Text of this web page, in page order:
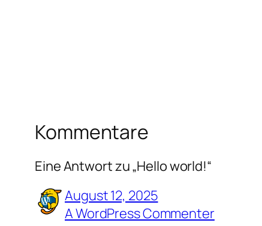
Kommentare
Eine Antwort zu „Hello world!“
August 12, 2025
A WordPress Commenter